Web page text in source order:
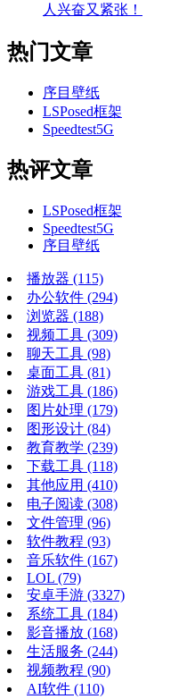
人兴奋又紧张！
热门文章
序目壁纸
LSPosed框架
Speedtest5G
热评文章
LSPosed框架
Speedtest5G
序目壁纸
播放器 (115)
办公软件 (294)
浏览器 (188)
视频工具 (309)
聊天工具 (98)
桌面工具 (81)
游戏工具 (186)
图片处理 (179)
图形设计 (84)
教育教学 (239)
下载工具 (118)
其他应用 (410)
电子阅读 (308)
文件管理 (96)
软件教程 (93)
音乐软件 (167)
LOL (79)
安卓手游 (3327)
系统工具 (184)
影音播放 (168)
生活服务 (244)
视频教程 (90)
AI软件 (110)